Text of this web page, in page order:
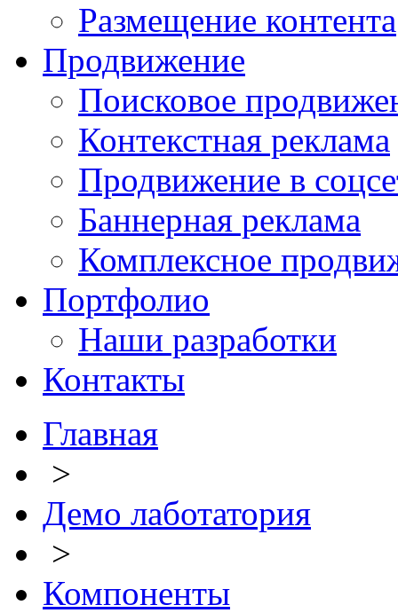
Размещение контента
Продвижение
Поисковое
Контекстная реклама
Продвижение в
Баннерная реклама
Комплексное
Портфолио
Наши разработки
Контакты
Главная
>
Демо лаботатория
>
Компоненты